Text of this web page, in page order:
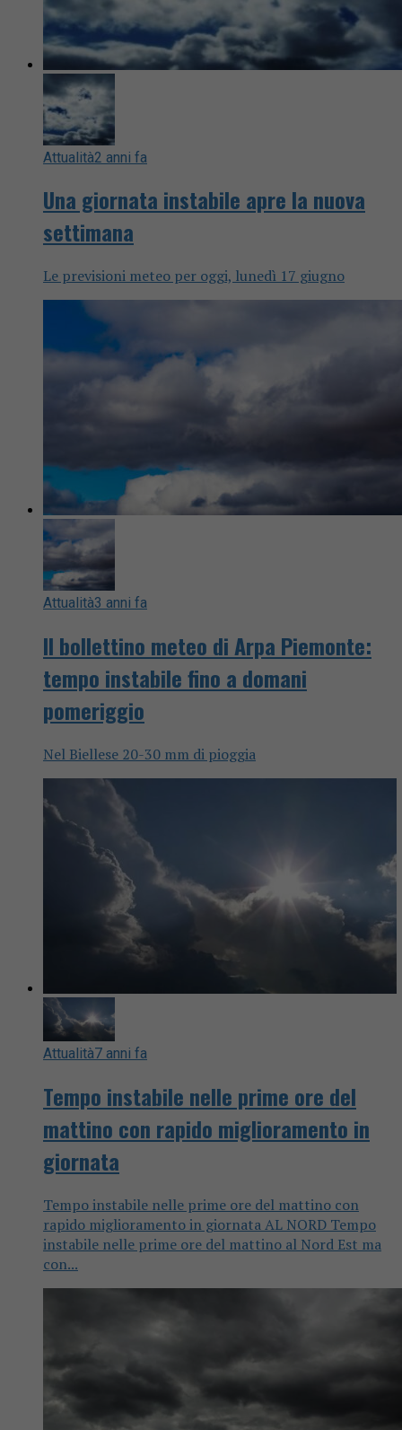
Attualità2 anni fa
Una giornata instabile apre la nuova
settimana
Le previsioni meteo per oggi, lunedì 17 giugno
Attualità3 anni fa
Il bollettino meteo di Arpa Piemonte:
tempo instabile fino a domani
pomeriggio
Nel Biellese 20-30 mm di pioggia
Attualità7 anni fa
Tempo instabile nelle prime ore del
mattino con rapido miglioramento in
giornata
Tempo instabile nelle prime ore del mattino con
rapido miglioramento in giornata AL NORD Tempo
instabile nelle prime ore del mattino al Nord Est ma
con...